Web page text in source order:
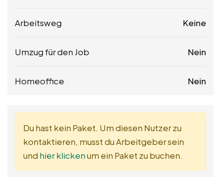
Arbeitsweg Keine
Umzug für den Job Nein
Homeoffice Nein
Du hast kein Paket. Um diesen Nutzer zu
kontaktieren, musst du Arbeitgeber sein
und hier klickenum ein Paket zu buchen.